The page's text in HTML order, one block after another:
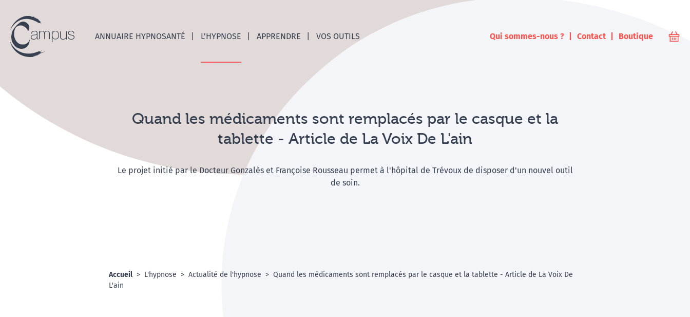
Emergences Campus
ANNUAIRE HYPNOSANTÉ L'HYPNOSE APPRENDRE VOS OUTILS Qui sommes-nous ? Contact Boutique
Quand les médicaments sont remplacés par le casque et la
tablette - Article de La Voix De L'ain
Le projet initié par le Docteur Gonzalès et Françoise Rousseau permet à l'hôpital de Trévoux de disposer d'un nouvel outil
de soin.
Accueil L'hypnose Actualité de l'hypnose
Quand les médicaments sont remplacés par le casque et la tablette - Article de La Voix De
L'ain